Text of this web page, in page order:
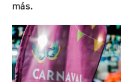
más.